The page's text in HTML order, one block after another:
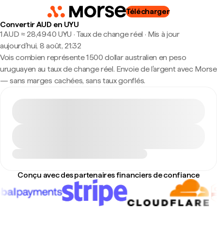
Télécharger
Convertir AUD en UYU
1 AUD ≈ 28,4940 UYU · Taux de change réel · Mis à jour
aujourd’hui, 8 août, 21:32
Vois combien représente 1 500 dollar australien en peso
uruguayen au taux de change réel. Envoie de l'argent avec Morse
— sans marges cachées, sans taux gonflés.
Conçu avec des partenaires financiers de confiance